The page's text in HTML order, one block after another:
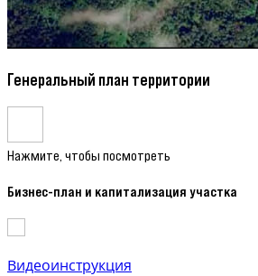
Генеральный план территории
Нажмите, чтобы посмотреть
Бизнес-план и капитализация участка
Видеоинструкция